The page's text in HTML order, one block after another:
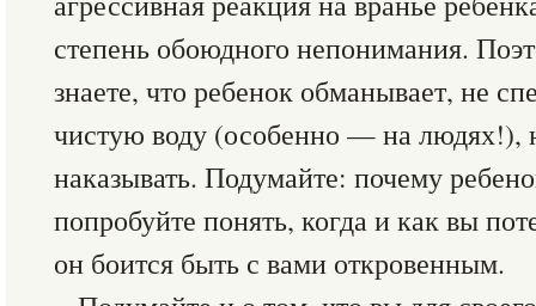
степень обоюдного непонимания.
знаете, что ребенок обманывает, не
чистую воду (особенно — на людях!),
наказывать. Подумайте: почему
попробуйте понять, когда и как вы
он боится быть с вами откровенным.